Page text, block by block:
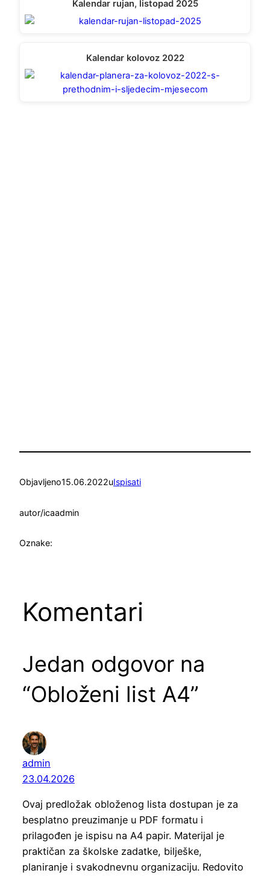
Kalendar rujan, listopad 2025
Kalendar kolovoz 2022
Objavljeno15.06.2022uIspisati
autor/icaadmin
Oznake:
Komentari
Jedan odgovor na
“Obloženi list A4”
admin
23.04.2026
Ovaj predložak obloženog lista dostupan je za
besplatno preuzimanje u PDF formatu i
prilagođen je ispisu na A4 papir. Materijal je
praktičan za školske zadatke, bilješke,
planiranje i svakodnevnu organizaciju. Redovito